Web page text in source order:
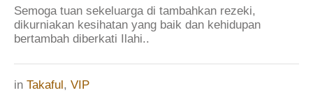
Semoga tuan sekeluarga di tambahkan rezeki,
dikurniakan kesihatan yang baik dan kehidupan
bertambah diberkati Ilahi..
in Takaful , VIP